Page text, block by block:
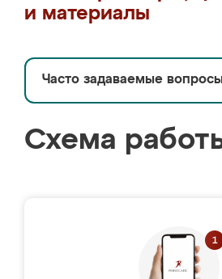
и материалы
Часто задаваемые вопросы
Схема